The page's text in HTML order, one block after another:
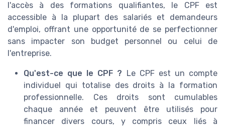
l'accès à des formations qualifiantes, le CPF est
accessible à la plupart des salariés et demandeurs
d'emploi, offrant une opportunité de se perfectionner
sans impacter son budget personnel ou celui de
l'entreprise.
Qu'est-ce que le CPF ? Le CPF est un compte
individuel qui totalise des droits à la formation
professionnelle. Ces droits sont cumulables
chaque année et peuvent être utilisés pour
financer divers cours, y compris ceux liés à